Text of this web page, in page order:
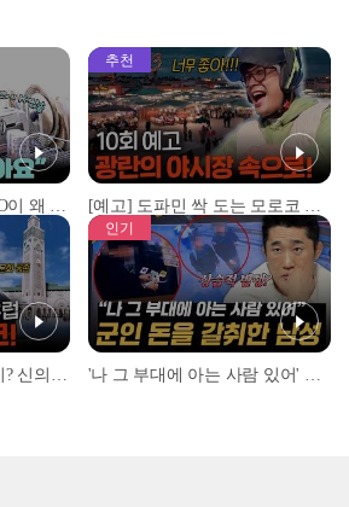
[예고] 덴마크 집에서 OO이 왜 나와...? 이상할 정도로 한국을 사랑하는 우리 형을 제보합니다!
추천
[예고] 도파민 싹 도는 모로코 야시장 투어!
인기